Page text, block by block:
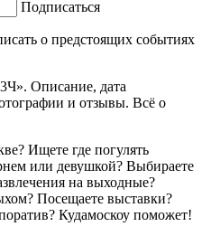
Подписаться
о предстоящих событиях
Описание, дата
и отзывы. Всё о
Ищете где погулять
или девушкой? Выбираете
на выходные?
Посещаете выставки?
Кудамоскоу поможет!